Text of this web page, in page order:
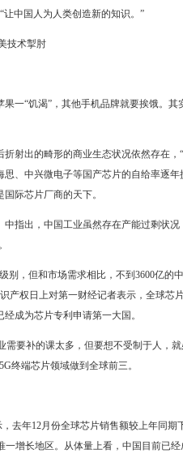
让中国人为人类创造新的知识。”
技术掣肘
一“饥渴”，其他手机品牌就要挨饿。
射出的畸形的商业生态状况依然存在
、中兴微电子等国产芯片的自给率逐
际芯片厂商的天下。
指出，中国工业虽然存在产能过剩状
别，但和市场需求相比，不到3600亿的
产权日上对第一财经记者表示，全球芯
成为芯片专利申请第一大国。
需要补的课太多，但要想不受制于人，
终端芯片领域做到全球前三。
去年12月份全球芯片销售额较上年同期
一增长地区。从体量上看，中国目前已